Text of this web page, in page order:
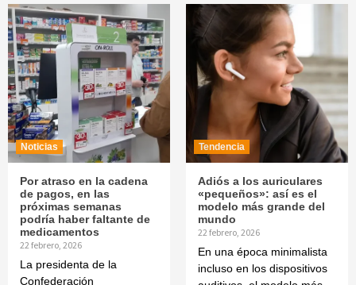
Noticias
Por atraso en la cadena
de pagos, en las
próximas semanas
podría haber faltante de
medicamentos
22 febrero, 2026
La presidenta de la
Confederación
Tendencia
Adiós a los auriculares
«pequeños»: así es el
modelo más grande del
mundo
22 febrero, 2026
En una época minimalista
incluso en los dispositivos